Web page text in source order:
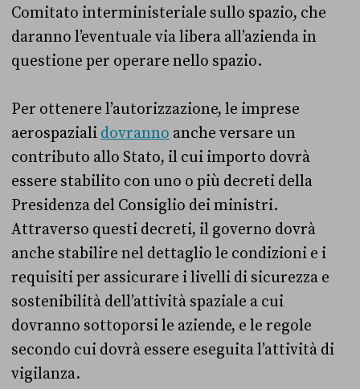
Comitato interministeriale sullo spazio, che
daranno l’eventuale via libera all’azienda in
questione per operare nello spazio.
Per ottenere l’autorizzazione, le imprese
aerospaziali dovranno anche versare un
contributo allo Stato, il cui importo dovrà
essere stabilito con uno o più decreti della
Presidenza del Consiglio dei ministri.
Attraverso questi decreti, il governo dovrà
anche stabilire nel dettaglio le condizioni e i
requisiti per assicurare i livelli di sicurezza e
sostenibilità dell’attività spaziale a cui
dovranno sottoporsi le aziende, e le regole
secondo cui dovrà essere eseguita l’attività di
vigilanza.